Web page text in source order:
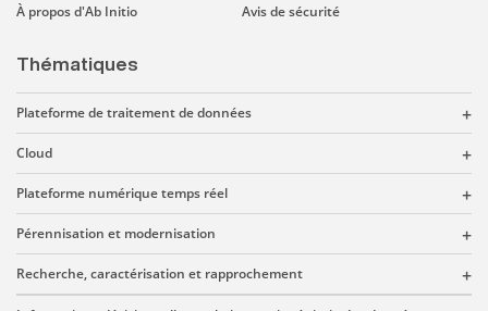
À propos d'Ab Initio
Avis de sécurité
Thématiques
Plateforme de traitement de données
Cloud
Plateforme numérique temps réel
Pérennisation et modernisation
Recherche, caractérisation et rapprochement